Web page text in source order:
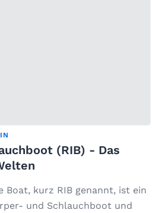
(RIB) - Das
Boat, kurz RIB genannt, ist ein
und Schlauchboot und